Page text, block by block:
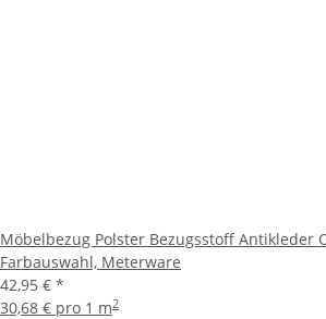
Möbelbezug Polster Bezugsstoff Antikleder
Farbauswahl, Meterware
42,95 € *
30,68 € pro 1 m2